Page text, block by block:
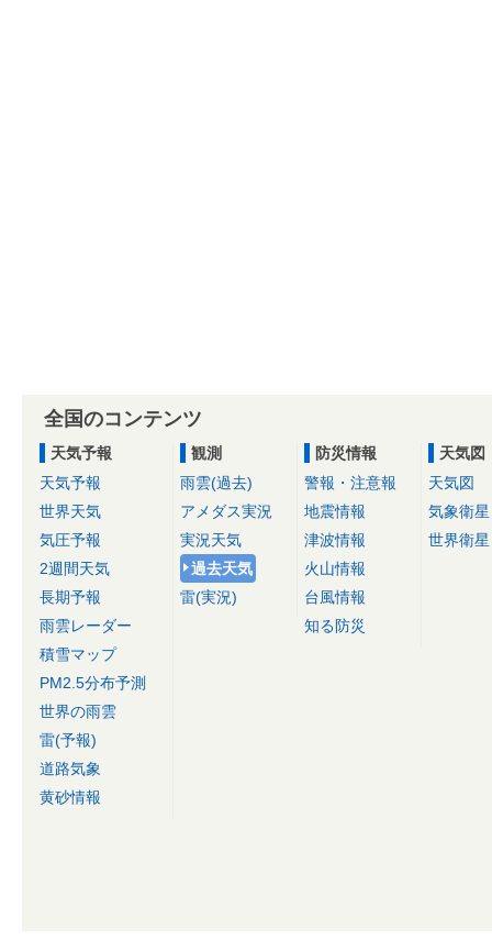
全国のコンテンツ
天気予報
天気予報
世界天気
気圧予報
2週間天気
長期予報
雨雲レーダー
積雪マップ
PM2.5分布予測
世界の雨雲
雷(予報)
道路気象
黄砂情報
観測
雨雲(過去)
アメダス実況
実況天気
過去天気
雷(実況)
防災情報
警報・注意報
地震情報
津波情報
火山情報
台風情報
知る防災
天気図
天気図
気象衛星
世界衛星